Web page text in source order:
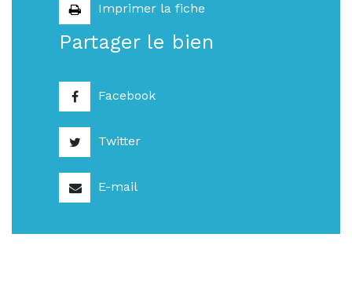
Imprimer la fiche
Partager le bien
Facebook
Twitter
E-mail